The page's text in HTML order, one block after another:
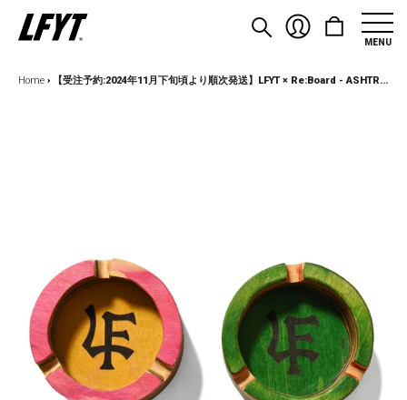
MENU
Home › 【受注予約:2024年11月下旬頃より順次発送】LFYT × Re:Board - ASHTRAY【CLASSIC LF LOGO】LE242209